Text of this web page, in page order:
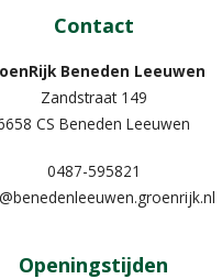
Contact
Beneden Leeuwen​
Zandstraat 149
CS Beneden Leeuwen
0487-595821
Openingstijden